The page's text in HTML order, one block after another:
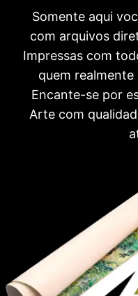
Somente aqui
com arquivos
Impressas com
quem
Encante-se por
Arte com